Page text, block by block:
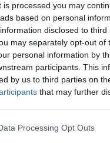
is processed you may
based on personal
disclosed to
may separately opt-out of
personal information by
participants. This
by us to third parties on
that may further
Processing Opt Outs
ниво сте?
... 14 15 16
306
своята Ферма
... 2 3
51
и подробности
40
време играете
25